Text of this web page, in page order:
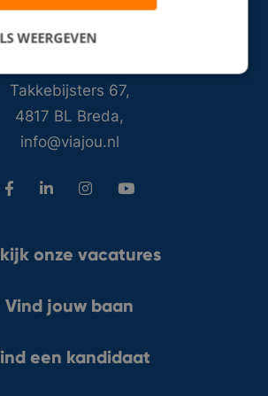
Takkebijsters 67,
4817 BL Breda,
info@viajou.nl
onze vacatures
Vind jouw baan
een kandidaat
WEERGEVEN